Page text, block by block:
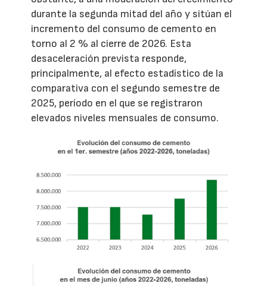
durante la segunda mitad del año y sitúan el
incremento del consumo de cemento en
torno al 2 % al cierre de 2026. Esta
desaceleración prevista responde,
principalmente, al efecto estadístico de la
comparativa con el segundo semestre de
2025, período en el que se registraron
elevados niveles mensuales de consumo.